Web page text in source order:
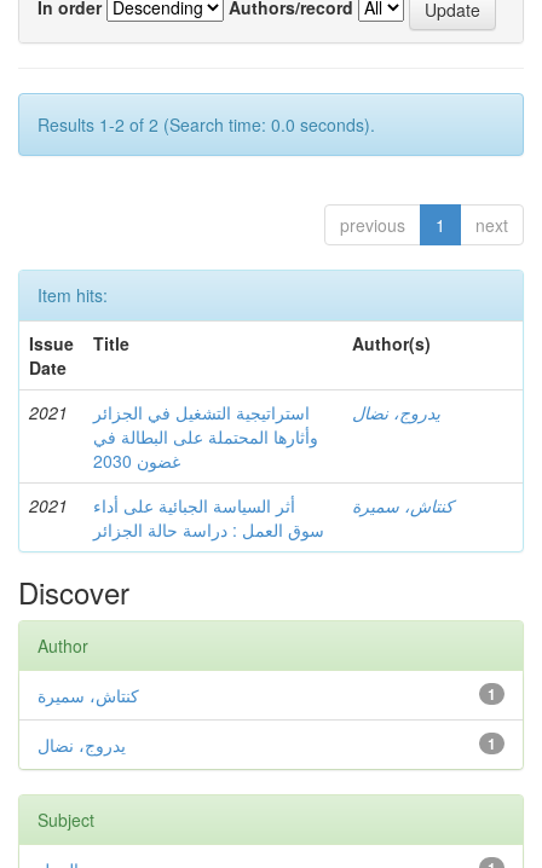
In order
Authors/record
Results 1-2 of 2 (Search time: 0.0 seconds).
previous 1 next
Item hits:
Issue
Date
Title Author(s)
2021
استراتيجية التشغيل في الجزائر
وأثارها المحتملة على البطالة في
غضون 2030
يدروج، نضال
2021
أثر السياسة الجبائية على أداء
سوق العمل : دراسة حالة الجزائر
كنتاش، سميرة
Discover
Author
1 كنتاش، سميرة
1 يدروج، نضال
Subject